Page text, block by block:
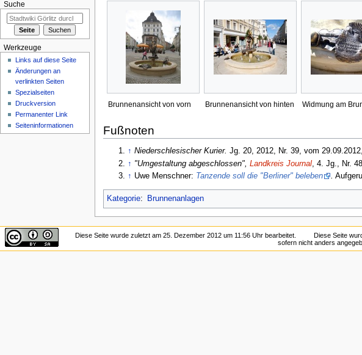
Brunnenansicht von vorn Brunnenansicht von hinten Widmung am
Fußnoten
↑ Niederschlesischer Kurier. Jg. 20, 2012, Nr. 39, vom
↑ "Umgestaltung abgeschlossen",Landkreis Journal , 4. Jg., Nr.
↑ Uwe Menschner: Tanzende soll die "Berliner" beleben
Kategorie: Brunnenanlagen
Suche
Werkzeuge
Links auf diese Seite
Änderungen an
verlinkten Seiten
Spezialseiten
Druckversion
Permanenter Link
Seiten­informationen
Diese Seite wurde zuletzt am 25. Dezember 2012 um 11:56 Uhr bearbeitet. Diese Seite
sofern nicht anders